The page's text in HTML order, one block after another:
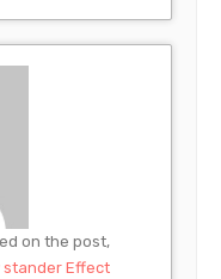
on the post,
stander Effect